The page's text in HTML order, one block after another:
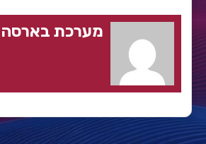
מערכת בארסה